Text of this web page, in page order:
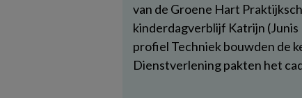
van de Groene Hart
kinderdagverblijf Katrijn
profiel Techniek bouwden de
Dienstverlening pakten het